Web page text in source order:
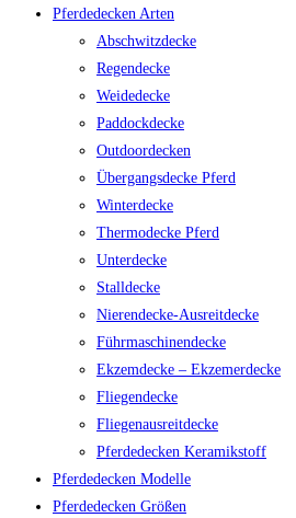
Pferdedecken Arten
Abschwitzdecke
Regendecke
Weidedecke
Paddockdecke
Outdoordecken
Übergangsdecke Pferd
Winterdecke
Thermodecke Pferd
Unterdecke
Stalldecke
Nierendecke-Ausreitdecke
Führmaschinendecke
Ekzemdecke – Ekzemerdecke
Fliegendecke
Fliegenausreitdecke
Pferdedecken Keramikstoff
Pferdedecken Modelle
Pferdedecken Größen